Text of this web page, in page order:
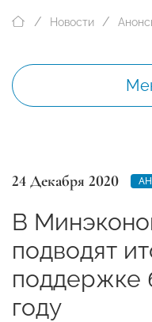
Новости
24 Декабря 2020
В
подводят
поддержке
году